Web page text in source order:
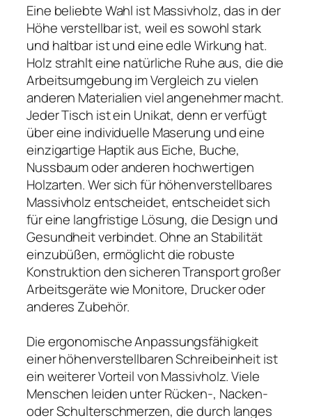
Eine beliebte Wahl ist Massivholz, das in der
Höhe verstellbar ist, weil es sowohl stark
und haltbar ist und eine edle Wirkung hat.
Holz strahlt eine natürliche Ruhe aus, die die
Arbeitsumgebung im Vergleich zu vielen
anderen Materialien viel angenehmer macht.
Jeder Tisch ist ein Unikat, denn er verfügt
über eine individuelle Maserung und eine
einzigartige Haptik aus Eiche, Buche,
Nussbaum oder anderen hochwertigen
Holzarten. Wer sich für höhenverstellbares
Massivholz entscheidet, entscheidet sich
für eine langfristige Lösung, die Design und
Gesundheit verbindet. Ohne an Stabilität
einzubüßen, ermöglicht die robuste
Konstruktion den sicheren Transport großer
Arbeitsgeräte wie Monitore, Drucker oder
anderes Zubehör.
Die ergonomische Anpassungsfähigkeit
einer höhenverstellbaren Schreibeinheit ist
ein weiterer Vorteil von Massivholz. Viele
Menschen leiden unter Rücken-, Nacken-
oder Schulterschmerzen, die durch langes